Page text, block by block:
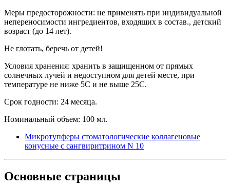
Меры предосторожности: не применять при индивидуальной
непереносимости ингредиентов, входящих в состав., детский
возраст (до 14 лет).
Не глотать, беречь от детей!
Условия хранения: хранить в защищенном от прямых
солнечных лучей и недоступном для детей месте, при
температуре не ниже 5С и не выше 25С.
Срок годности: 24 месяца.
Номинальный объем: 100 мл.
Микротупферы стоматологические коллагеновые
конусные с сангвиритрином N 10
Основные страницы